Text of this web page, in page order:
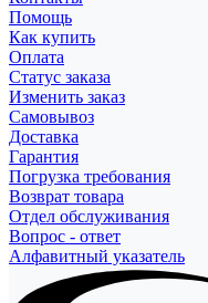
Помощь
Как купить
Оплата
Статус заказа
Изменить заказ
Самовывоз
Доставка
Гарантия
Погрузка требования
Возврат товара
Отдел обслуживания
Вопрос - ответ
Алфавитный указатель